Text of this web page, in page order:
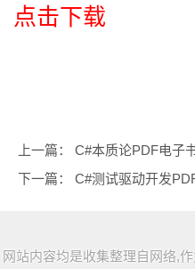
点击下载
上一篇： C#本质论PDF电子
下一篇： C#测试驱动开发
网站内容均是收集整理自网络,